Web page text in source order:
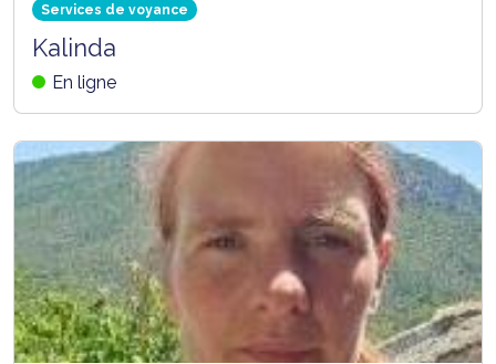
Services de voyance
Kalinda
En ligne